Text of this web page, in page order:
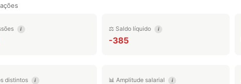
i ⚖️ Saldo líquido i
-385
distintos i 📊 Amplitude salarial i